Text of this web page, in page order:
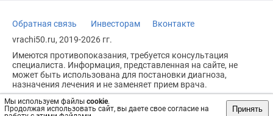
Мы используем файлы cookie.
Продолжая использовать сайт, вы даете свое согласие на
Принять
Обратная связь Инвесторам
Вконтакте
vrachi50.ru, 2019-2026 гг.
Имеются противопоказания, требуется консультация
специалиста. Информация, представленная на сайте, не
может быть использована для постановки диагноза,
назначения лечения и не заменяет прием врача.
Возрастное ограничение: 18+